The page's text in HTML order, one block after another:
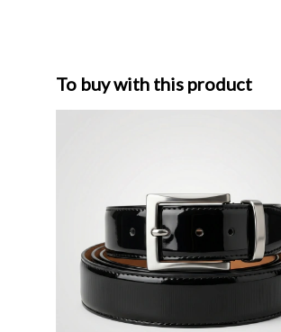
To buy with this product